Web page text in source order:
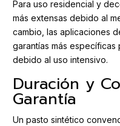
Para uso residencial y
más extensas debido al
cambio, las aplicaciones
garantías más
debido al uso intensivo.
Duración y
Garantía
Un pasto sintético